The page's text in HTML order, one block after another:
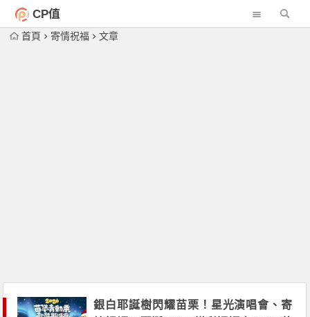
CP值
首頁 寄情祝福 文章
銀白耶誕樹閃耀苗栗！星光演唱會、寄